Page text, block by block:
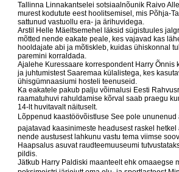
Tallinna Linnakantselei sotsiaalnõunik Raivo
murest kodutute eest hoolitsemisel, mis Põhja-
sattunud vastuollu era- ja ärihuvidega.
Arstil Helle Mäeltsemehel läksid sügistuules
mõtted nende eakate peale, kes vajavad kas
hooldajate abi ja mõtiskleb, kuidas ühiskonnal
paremini korraldada.
Ajalehe Kuressaare korrespondent Harry Õnnis
ja juhtumistest Saaremaa külalistega, kes
ühisgümnaasiumi hosteli teenuseid.
Ka eakatele pakub palju võimalusi Eesti
raamatuhuvi rahuldamise kõrval saab praegu
14-lt huvitavalt näituselt.
Lõppenud kaastöövõistluse See pole
pajatavad kaasinimeste headusest raskel
nende austusest lahkunu vastu tema viimse
Haapsalus asuvat raudteemuuseumi
pildis.
Jätkub Harry Paldiski maanteelt ehk omaaegse